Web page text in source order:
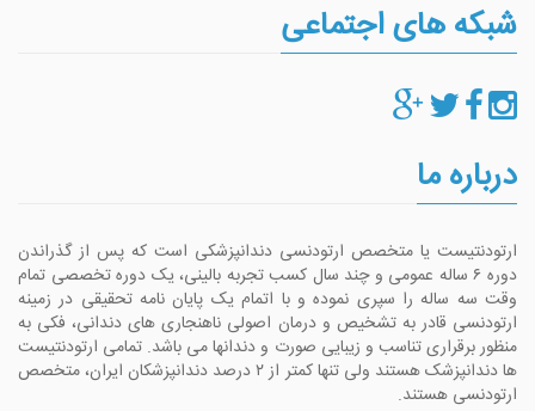
شبکه های اجتماعی
درباره ما
ارتودنتیست یا متخصص ارتودنسی دندانپزشکی است که پس از گذراندن
دوره ۶ ساله عمومی و چند سال کسب تجربه بالینی، یک دوره تخصصی تمام
وقت سه ساله را سپری نموده و با اتمام یک پایان نامه تحقیقی در زمینه
ارتودنسی قادر به تشخیص و درمان اصولی ناهنجاری های دندانی، فکی به
منظور برقراری تناسب و زیبایی صورت و دندانها می باشد. تمامی ارتودنتیست
ها دندانپزشک هستند ولی تنها کمتر از ۲ درصد دندانپزشکان ایران، متخصص
ارتودنسی هستند.